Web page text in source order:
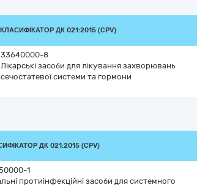
КЛАСИФІКАТОР ДК 021:2015 (CPV)
33640000-8
Лікарські засоби для лікування захворювань
сечостатевої системи та гормони
ДК 021:2015 (CPV)
1
протиінфекційні засоби для системного